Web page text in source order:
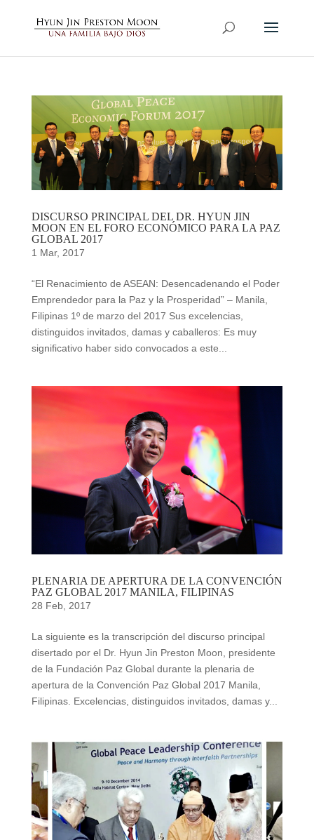
DISCURSO PRINCIPAL DEL DR. HYUN JIN
MOON EN EL FORO ECONÓMICO PARA LA PAZ
GLOBAL 2017
1 Mar, 2017
“El Renacimiento de ASEAN: Desencadenando el Poder
Emprendedor para la Paz y la Prosperidad” – Manila,
Filipinas 1º de marzo del 2017 Sus excelencias,
distinguidos invitados, damas y caballeros: Es muy
significativo haber sido convocados a este...
PLENARIA DE APERTURA DE LA CONVENCIÓN
PAZ GLOBAL 2017 MANILA, FILIPINAS
28 Feb, 2017
La siguiente es la transcripción del discurso principal
disertado por el Dr. Hyun Jin Preston Moon, presidente
de la Fundación Paz Global durante la plenaria de
apertura de la Convención Paz Global 2017 Manila,
Filipinas. Excelencias, distinguidos invitados, damas y...